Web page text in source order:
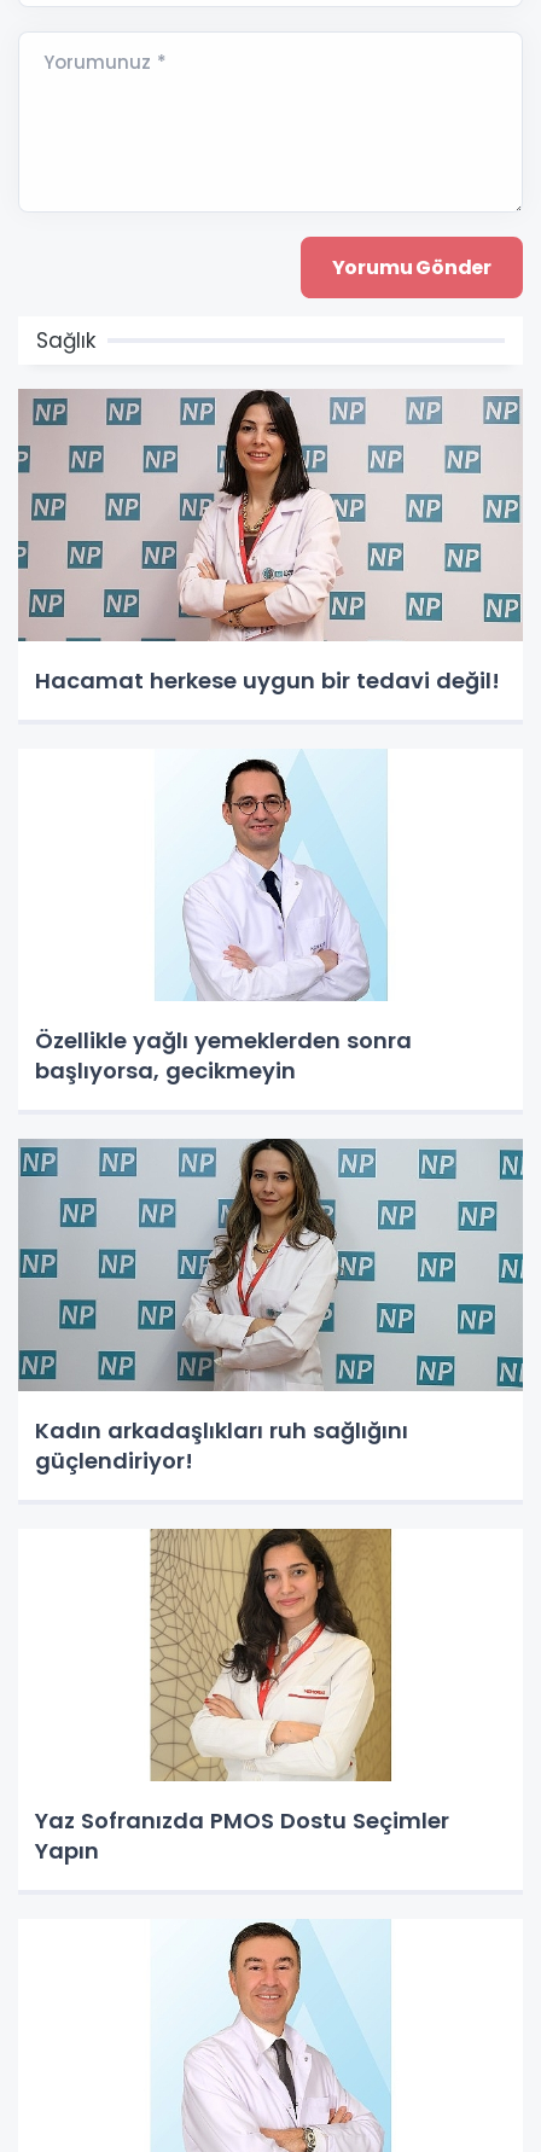
Yorumunuz *
Sağlık
Hacamat herkese uygun bir tedavi değil!
Özellikle yağlı yemeklerden sonra
başlıyorsa, gecikmeyin
Kadın arkadaşlıkları ruh sağlığını
güçlendiriyor!
Yaz Sofranızda PMOS Dostu Seçimler
Yapın